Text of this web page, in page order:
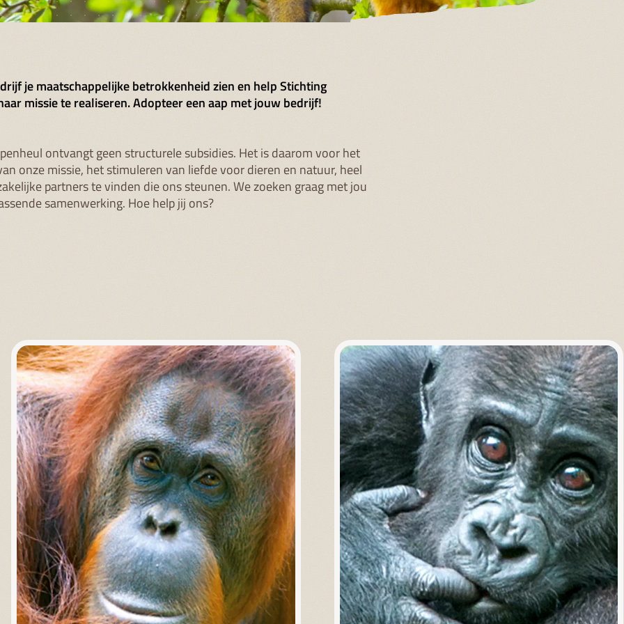
je maatschappelijke betrokkenheid zien en help Stichting
missie te realiseren. Adopteer een aap met jouw bedrijf!
ontvangt geen structurele subsidies. Het is daarom voor het
onze missie, het stimuleren van liefde voor dieren en natuur, heel
partners te vinden die ons steunen. We zoeken graag met jou
samenwerking. Hoe help jij ons?